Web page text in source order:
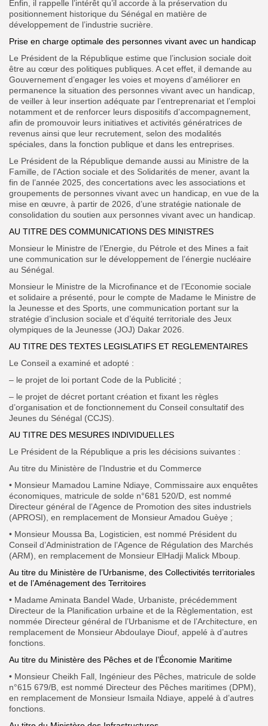
Enfin, il rappelle l’intérêt qu’il accorde à la préservation du
positionnement historique du Sénégal en matière de
développement de l’industrie sucrière.
Prise en charge optimale des personnes vivant avec un handicap
Le Président de la République estime que l’inclusion sociale doit
être au cœur des politiques publiques. A cet effet, il demande au
Gouvernement d’engager les voies et moyens d’améliorer en
permanence la situation des personnes vivant avec un handicap,
de veiller à leur insertion adéquate par l’entreprenariat et l’emploi
notamment et de renforcer leurs dispositifs d’accompagnement,
afin de promouvoir leurs initiatives et activités génératrices de
revenus ainsi que leur recrutement, selon des modalités
spéciales, dans la fonction publique et dans les entreprises.
Le Président de la République demande aussi au Ministre de la
Famille, de l’Action sociale et des Solidarités de mener, avant la
fin de l’année 2025, des concertations avec les associations et
groupements de personnes vivant avec un handicap, en vue de la
mise en œuvre, à partir de 2026, d’une stratégie nationale de
consolidation du soutien aux personnes vivant avec un handicap.
AU TITRE DES COMMUNICATIONS DES MINISTRES
Monsieur le Ministre de l’Energie, du Pétrole et des Mines a fait
une communication sur le développement de l’énergie nucléaire
au Sénégal.
Monsieur le Ministre de la Microfinance et de l’Economie sociale
et solidaire a présenté, pour le compte de Madame le Ministre de
la Jeunesse et des Sports, une communication portant sur la
stratégie d’inclusion sociale et d’équité territoriale des Jeux
olympiques de la Jeunesse (JOJ) Dakar 2026.
AU TITRE DES TEXTES LEGISLATIFS ET REGLEMENTAIRES
Le Conseil a examiné et adopté :
– le projet de loi portant Code de la Publicité ;
– le projet de décret portant création et fixant les règles
d’organisation et de fonctionnement du Conseil consultatif des
Jeunes du Sénégal (CCJS).
AU TITRE DES MESURES INDIVIDUELLES
Le Président de la République a pris les décisions suivantes :
Au titre du Ministère de l’Industrie et du Commerce
• Monsieur Mamadou Lamine Ndiaye, Commissaire aux enquêtes
économiques, matricule de solde n°681 520/D, est nommé
Directeur général de l’Agence de Promotion des sites industriels
(APROSI), en remplacement de Monsieur Amadou Guèye ;
• Monsieur Moussa Ba, Logisticien, est nommé Président du
Conseil d’Administration de l’Agence de Régulation des Marchés
(ARM), en remplacement de Monsieur ElHadji Malick Mboup.
Au titre du Ministère de l’Urbanisme, des Collectivités territoriales
et de l’Aménagement des Territoires
• Madame Aminata Bandel Wade, Urbaniste, précédemment
Directeur de la Planification urbaine et de la Règlementation, est
nommée Directeur général de l’Urbanisme et de l’Architecture, en
remplacement de Monsieur Abdoulaye Diouf, appelé à d’autres
fonctions.
Au titre du Ministère des Pêches et de l’Économie Maritime
• Monsieur Cheikh Fall, Ingénieur des Pêches, matricule de solde
n°615 679/B, est nommé Directeur des Pêches maritimes (DPM),
en remplacement de Monsieur Ismaila Ndiaye, appelé à d’autres
fonctions.